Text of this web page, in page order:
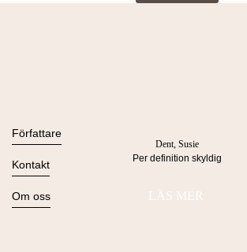
Dent, Susie
Per definition skyldig
LÄS MER
Alla böcker
Ljudböcker
Nyheter
Författare
Se alla
Kontakt
Kontakta oss
Press
Om oss